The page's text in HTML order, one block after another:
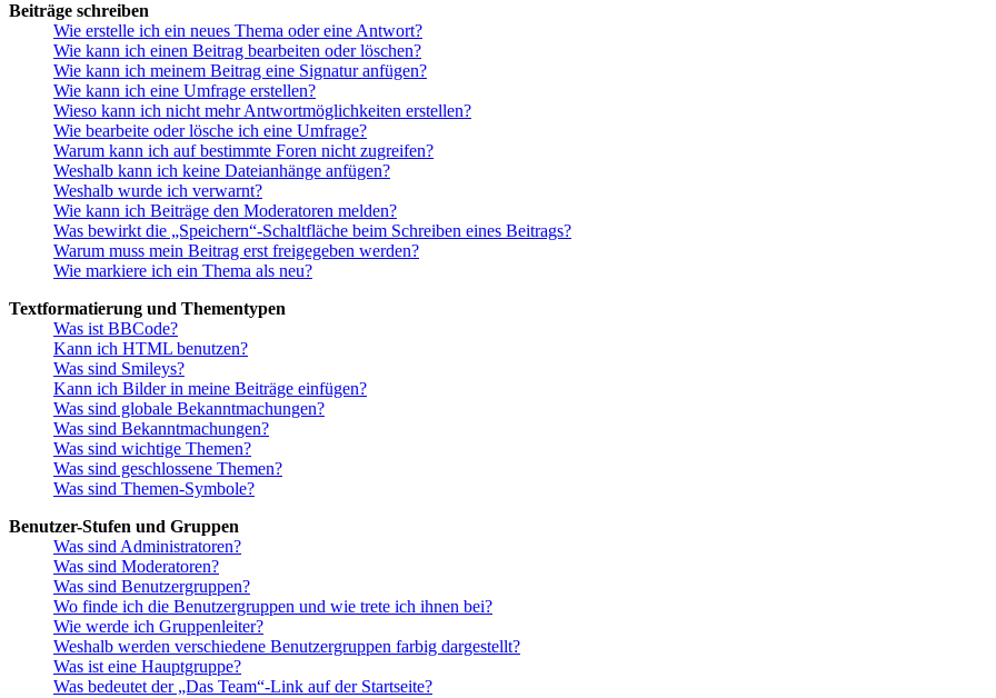
Beiträge schreiben
Wie erstelle ich ein neues Thema oder eine Antwort?
Wie kann ich einen Beitrag bearbeiten oder löschen?
Wie kann ich meinem Beitrag eine Signatur anfügen?
Wie kann ich eine Umfrage erstellen?
Wieso kann ich nicht mehr Antwortmöglichkeiten erstellen?
Wie bearbeite oder lösche ich eine Umfrage?
Warum kann ich auf bestimmte Foren nicht zugreifen?
Weshalb kann ich keine Dateianhänge anfügen?
Weshalb wurde ich verwarnt?
Wie kann ich Beiträge den Moderatoren melden?
Was bewirkt die „Speichern“-Schaltfläche beim Schreiben eines Beitrags?
Warum muss mein Beitrag erst freigegeben werden?
Wie markiere ich ein Thema als neu?
Textformatierung und Thementypen
Was ist BBCode?
Kann ich HTML benutzen?
Was sind Smileys?
Kann ich Bilder in meine Beiträge einfügen?
Was sind globale Bekanntmachungen?
Was sind Bekanntmachungen?
Was sind wichtige Themen?
Was sind geschlossene Themen?
Was sind Themen-Symbole?
Benutzer-Stufen und Gruppen
Was sind Administratoren?
Was sind Moderatoren?
Was sind Benutzergruppen?
Wo finde ich die Benutzergruppen und wie trete ich ihnen bei?
Wie werde ich Gruppenleiter?
Weshalb werden verschiedene Benutzergruppen farbig dargestellt?
Was ist eine Hauptgruppe?
Was bedeutet der „Das Team“-Link auf der Startseite?